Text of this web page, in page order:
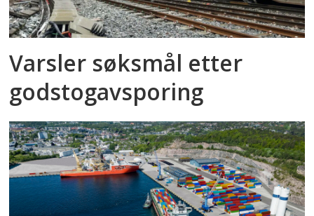
Varsler søksmål etter
godstog­avsporing